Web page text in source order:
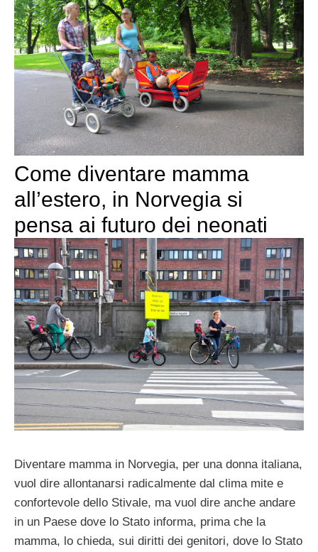
Come diventare mamma
all’estero, in Norvegia si
pensa ai futuro dei neonati
Diventare mamma in Norvegia, per una donna italiana,
vuol dire allontanarsi radicalmente dal clima mite e
confortevole dello Stivale, ma vuol dire anche andare
in un Paese dove lo Stato informa, prima che la
mamma, lo chieda, sui diritti dei genitori, dove lo Stato